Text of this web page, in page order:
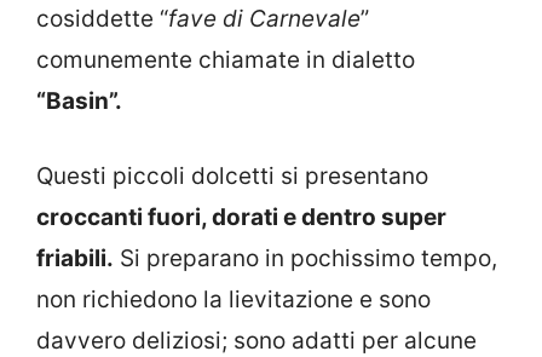
cosiddette “fave di Carnevale”
comunemente chiamate in dialetto
“Basin”.
Questi piccoli dolcetti si presentano
croccanti fuori, dorati e dentro super
friabili. Si preparano in pochissimo tempo,
non richiedono la lievitazione e sono
davvero deliziosi; sono adatti per alcune